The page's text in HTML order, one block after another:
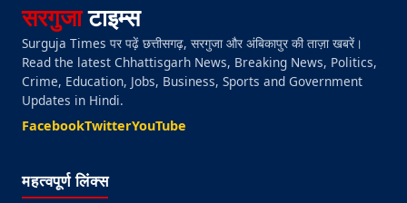
सरगुजाटाइम्स
Surguja Times पर पढ़ें छत्तीसगढ़, सरगुजा और अंबिकापुर की ताज़ा खबरें।
Read the latest Chhattisgarh News, Breaking News, Politics,
Crime, Education, Jobs, Business, Sports and Government
Updates in Hindi.
FacebookTwitterYouTube
महत्वपूर्ण लिंक्स